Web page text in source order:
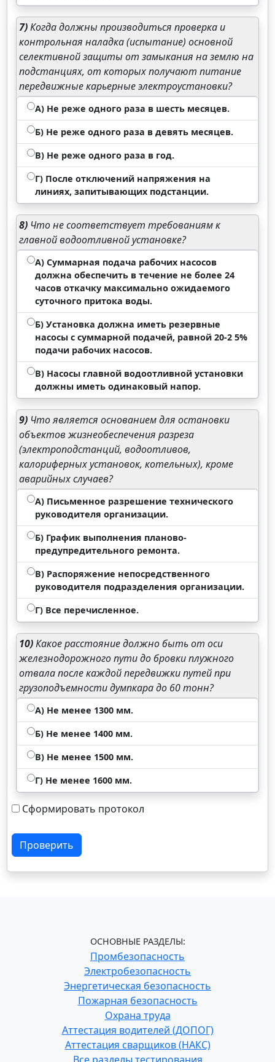
7)Когда должны производиться проверка и
контрольная наладка (испытание) основной
селективной защиты от замыкания на землю на
подстанциях, от которых получают питание
передвижные карьерные электроустановки?
А) Не реже одного раза в шесть месяцев.
Б) Не реже одного раза в девять месяцев.
В) Не реже одного раза в год.
Г) После отключений напряжения на
линиях, запитывающих подстанции.
8) Что не соответствует требованиям к
главной водоотливной установке?
А) Суммарная подача рабочих насосов
должна обеспечить в течение не более 24
часов откачку максимально ожидаемого
суточного притока воды.
Б) Установка должна иметь резервные
насосы с суммарной подачей, равной 20-2 5%
подачи рабочих насосов.
В) Насосы главной водоотливной установки
должны иметь одинаковый напор.
9) Что является основанием для остановки
объектов жизнеобеспечения разреза
(электроподстанций, водоотливов,
калориферных установок, котельных), кроме
аварийных случаев?
А) Письменное разрешение технического
руководителя организации.
Б) График выполнения планово-
предупредительного ремонта.
В) Распоряжение непосредственного
руководителя подразделения организации.
Г) Все перечисленное.
10)Какое расстояние должно быть от оси
железнодорожного пути до бровки плужного
отвала после каждой передвижки путей при
грузоподъемности думпкара до 60 тонн?
А) Не менее 1300 мм.
Б) Не менее 1400 мм.
В) Не менее 1500 мм.
Г) Не менее 1600 мм.
Сформировать протокол
Проверить
ОСНОВНЫЕ РАЗДЕЛЫ:
Промбезопасность
Электробезопасность
Энергетическая безопасность
Пожарная безопасность
Охрана труда
Аттестация водителей (ДОПОГ)
Аттестация сварщиков (НАКС)